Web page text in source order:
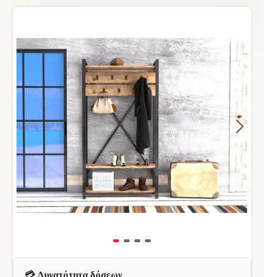
💳 Δυνατότητα δόσεων